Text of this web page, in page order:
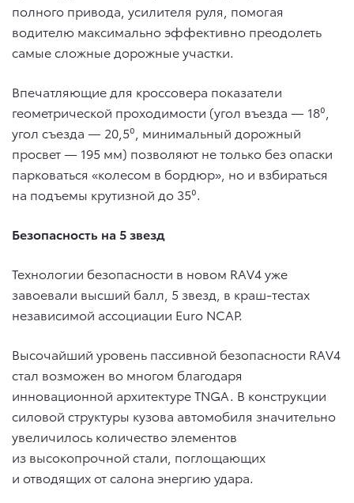
полного привода, усилителя руля, помогая
водителю максимально эффективно преодолеть
самые сложные дорожные участки.
Впечатляющие для кроссовера показатели
геометрической проходимости (угол въезда — 18⁰,
угол съезда — 20,5⁰, минимальный дорожный
просвет — 195 мм) позволяют не только без опаски
парковаться «колесом в бордюр», но и взбираться
на подъемы крутизной до 35⁰.
Безопасность на 5 звезд
Технологии безопасности в новом RAV4 уже
завоевали высший балл, 5 звезд, в краш-тестах
независимой ассоциации Euro NCAP.
Высочайший уровень пассивной безопасности RAV4
стал возможен во многом благодаря
инновационной архитектуре TNGA. В конструкции
силовой структуры кузова автомобиля значительно
увеличилось количество элементов
из высокопрочной стали, поглощающих
и отводящих от салона энергию удара.